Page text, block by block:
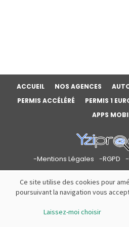
ACCUEIL NOS AGENCES
PERMIS ACCÉLÉRÉ
PERMIS 1
APPS
Mentions Légales RGPD
04 74 57 35 06
Ce site utilise des cookies pour
poursuivant la navigation vous
Laissez-moi choisir